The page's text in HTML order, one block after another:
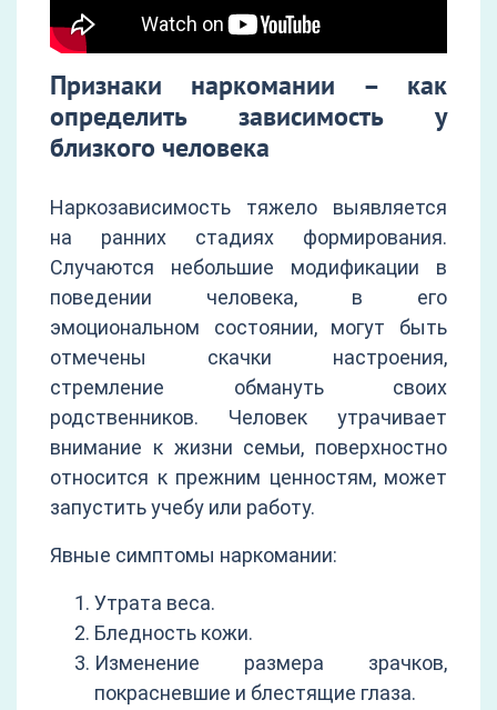
Признаки наркомании – как
определить зависимость у
близкого человека
Наркозависимость тяжело выявляется
на ранних стадиях формирования.
Случаются небольшие модификации в
поведении человека, в его
эмоциональном состоянии, могут быть
отмечены скачки настроения,
стремление обмануть своих
родственников. Человек утрачивает
внимание к жизни семьи, поверхностно
относится к прежним ценностям, может
запустить учебу или работу.
Явные симптомы наркомании:
Утрата веса.
Бледность кожи.
Изменение размера зрачков,
покрасневшие и блестящие глаза.